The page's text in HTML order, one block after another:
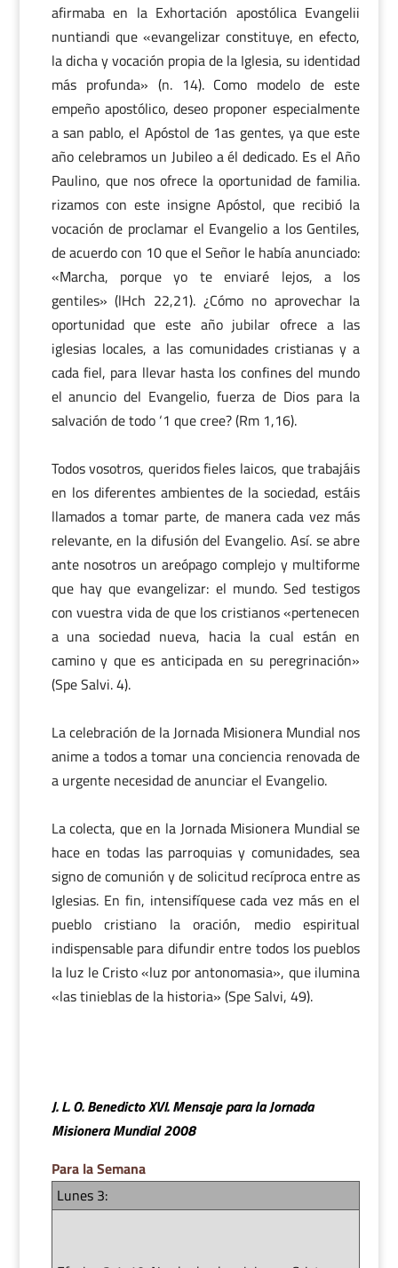
afirmaba en la Exhortación apostólica Evangelii
nuntiandi que «evangelizar constituye, en efecto,
la dicha y vocación propia de la Iglesia, su identidad
más profunda» (n. 14). Como modelo de este
empeño apostólico, deseo proponer especialmente
a san pablo, el Apóstol de 1as gentes, ya que este
año celebramos un Jubileo a él dedicado. Es el Año
Paulino, que nos ofrece la oportunidad de familia.
rizamos con este insigne Apóstol, que recibió la
vocación de proclamar el Evangelio a los Gentiles,
de acuerdo con 10 que el Señor le había anunciado:
«Marcha, porque yo te enviaré lejos, a los
gentiles» (lHch 22,21). ¿Cómo no aprovechar la
oportunidad que este año jubilar ofrece a las
iglesias locales, a las comunidades cristianas y a
cada fiel, para llevar hasta los confines del mundo
el anuncio del Evangelio, fuerza de Dios para la
salvación de todo ‘1 que cree? (Rm 1,16).
Todos vosotros, queridos fieles laicos, que trabajáis
en los diferentes ambientes de la sociedad, estáis
llamados a tomar parte, de manera cada vez más
relevante, en la difusión del Evangelio. Así. se abre
ante nosotros un areópago complejo y multiforme
que hay que evangelizar: el mundo. Sed testigos
con vuestra vida de que los cristianos «pertenecen
a una sociedad nueva, hacia la cual están en
camino y que es anticipada en su peregrinación»
(Spe Salvi. 4).
La celebración de la Jornada Misionera Mundial nos
anime a todos a tomar una conciencia renovada de
a urgente necesidad de anunciar el Evangelio.
La colecta, que en la Jornada Misionera Mundial se
hace en todas las parroquias y comunidades, sea
signo de comunión y de solicitud recíproca entre as
Iglesias. En fin, intensifíquese cada vez más en el
pueblo cristiano la oración, medio espiritual
indispensable para difundir entre todos los pueblos
la luz le Cristo «luz por antonomasia», que ilumina
«las tinieblas de la historia» (Spe Salvi, 49).
J. L. O. Benedicto XVI. Mensaje para la Jornada
Misionera Mundial 2008
Para la Semana
Lunes 3: